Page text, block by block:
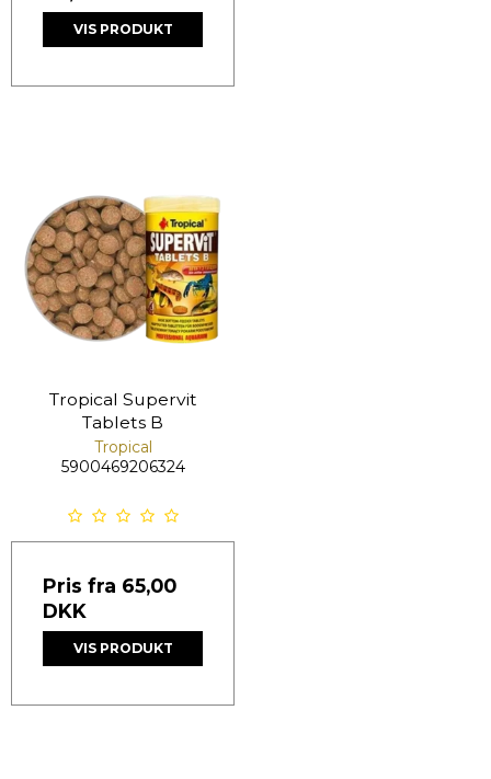
VIS PRODUKT
Tropical Supervit
Tablets B
Tropical
5900469206324
Pris fra 65,00
DKK
VIS PRODUKT